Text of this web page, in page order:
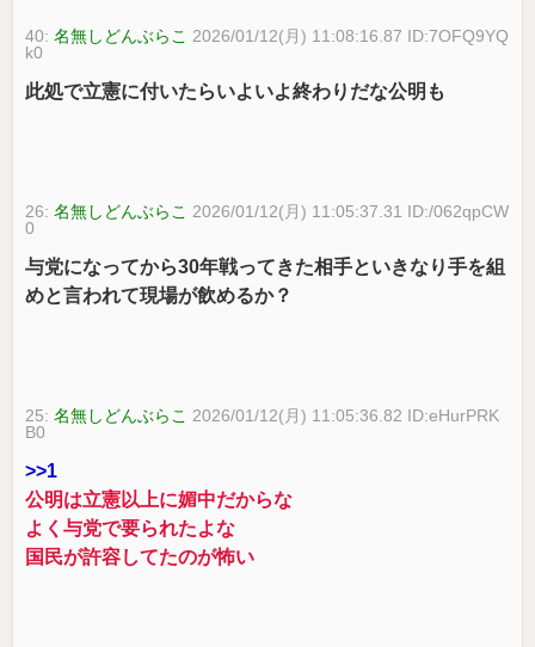
40:名無しどんぶらこ 2026/01/12(月) 11:08:16.87 ID:7OFQ9YQ
k0
此処で立憲に付いたらいよいよ終わりだな公明も
26:名無しどんぶらこ 2026/01/12(月) 11:05:37.31 ID:/062qpCW
0
与党になってから30年戦ってきた相手といきなり手を組
めと言われて現場が飲めるか？
25:名無しどんぶらこ 2026/01/12(月) 11:05:36.82 ID:eHurPRK
B0
>>1
公明は立憲以上に媚中だからな
よく与党で要られたよな
国民が許容してたのが怖い